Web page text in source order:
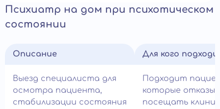
Психиатр на дом при психотическом
состоянии
Описание
Выезд специалиста для
осмотра пациента,
стабилизации состояния
Для кого
Подходит
которые
посещать